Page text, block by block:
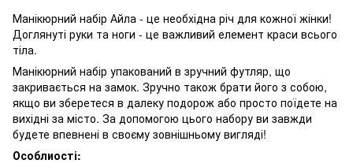
Манікюрний набір Айла - це необхідна річ для кожної жінки!
Доглянуті руки та ноги - це важливий елемент краси всього
тіла.
Манікюрний набір упакований в зручний футляр, що
закривається на замок. Зручно також брати його з собою,
якщо ви зберетеся в далеку подорож або просто поїдете на
вихідні за місто. За допомогою цього набору ви завжди
будете впевнені в своєму зовнішньому вигляді!
Особлиості: